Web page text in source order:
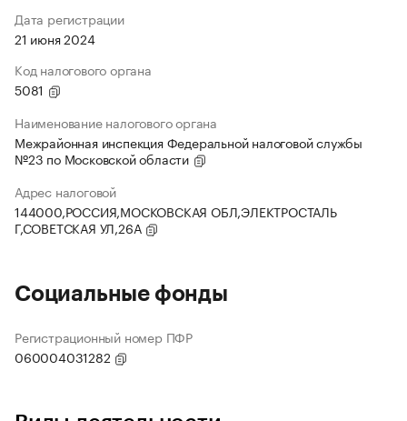
Дата регистрации
21 июня 2024
Код налогового органа
5081
Наименование налогового органа
Межрайонная инспекция Федеральной налоговой службы
№23 по Московской области
Адрес налоговой
144000,РОССИЯ,МОСКОВСКАЯ ОБЛ,ЭЛЕКТРОСТАЛЬ
Г,СОВЕТСКАЯ УЛ,26А
Социальные фонды
Регистрационный номер ПФР
060004031282